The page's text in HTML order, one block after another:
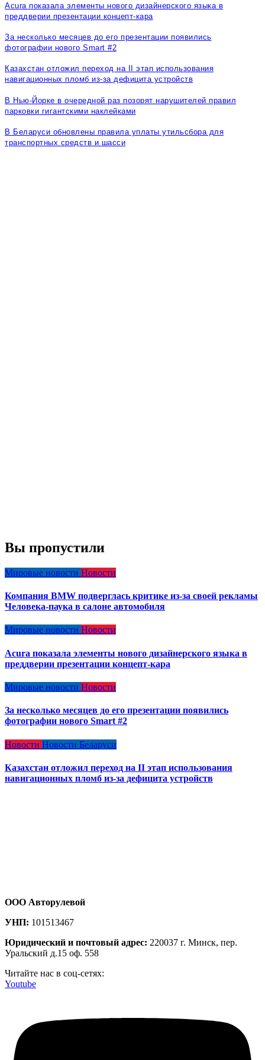
Acura показала элементы нового дизайнерского языка в
преддверии презентации концепт-кара
За несколько месяцев до его презентации появились
фотографии нового Smart #2
Казахстан отложил переход на II этап использования
навигационных пломб из-за дефицита устройств
В Нью-Йорке в очередной раз позорят нарушителей правил
парковки гигантскими наклейками
В Беларуси обновлены правила уплаты утильсбора для
транспортных средств и шасси
Вы пропустили
Мировые новости Новости
Компания BMW подверглась критике из-за своей рекламы
Человека-паука в салоне автомобиля
Мировые новости Новости
Acura показала элементы нового дизайнерского языка в
преддверии презентации концепт-кара
Мировые новости Новости
За несколько месяцев до его презентации появились
фотографии нового Smart #2
Новости Новости Беларуси
Казахстан отложил переход на II этап использования
навигационных пломб из-за дефицита устройств
ООО Авторулевой
УНП: 101513467
Юридический и почтовый адрес: 220037 г. Минск, пер.
Уральский д.15 оф. 558
Читайте нас в соц-сетях:
Youtube